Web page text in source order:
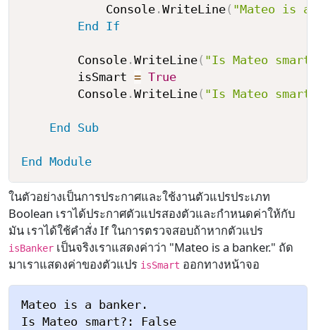
            Console
. WriteLine( "Mateo is a
End
If
        Console
. WriteLine( "Is Mateo
        isSmart
= True
        Console
. WriteLine( "Is Mateo
End Sub
End Module
ในตัวอย่างเป็นการประกาศและใช้งานตัวแปรประเภท
Boolean เราได้ประกาศตัวแปรสองตัวและกำหนดค่าให้กับ
มัน เราได้ใช้คำสั่ง If ในการตรวจสอบถ้าหากตัวแปร
isBanker เป็นจริงเราแสดงค่าว่า "Mateo is a banker." ถัด
มาเราแสดงค่าของตัวแปร isSmart ออกทางหน้าจอ
Mateo is a banker.
Is Mateo smart?: False